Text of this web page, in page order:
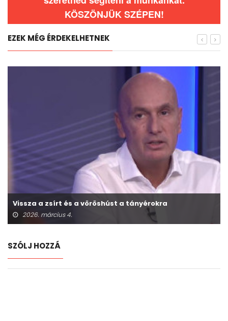
KÖSZÖNJÜK SZÉPEN!
EZEK MÉG ÉRDEKELHETNEK
Vissza a zsírt és a vöröshúst a tányérokra
2026. március 4.
SZÓLJ HOZZÁ